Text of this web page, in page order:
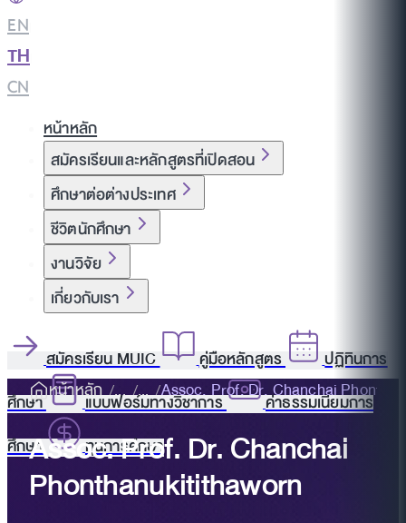
EN
TH
CN
หน้าหลัก
สมัครเรียนและหลักสูตรที่เปิดสอน
ศึกษาต่อต่างประเทศ
ชีวิตนักศึกษา
งานวิจัย
เกี่ยวกับเรา
สมัครเรียน MUIC คู่มือหลักสูตร
ปฏิทินการ
ศึกษา
แบบฟอร์มทางวิชาการ
ค่าธรรมเนียมการ
ศึกษา
ทุนการศึกษา
หน้าหลัก Assoc. Prof. Dr. Chanchai
Assoc. Prof. Dr. Chanchai
Phonthanukitithaworn